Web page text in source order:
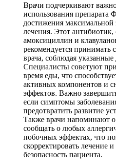
Врачи подчеркивают
использования препарата
достижения максимальной
лечения. Этот
амоксициллин и
рекомендуется принимать
врача, соблюдая указанные
Специалисты советуют
время еды, что
активных компонентов и
эффектов. Важно
если симптомы
предотвратить развитие
Также врачи напоминают
сообщать о любых
побочных эффектах, что
скорректировать лечение
безопасность пациента.